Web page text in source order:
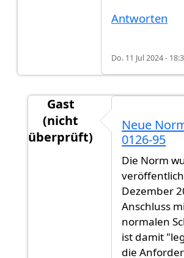
Antworten
Do. 11 Jul 2024 -
Gast
(nicht
überprüft)
Neue
0126-95
Die Norm
Dezember
Anschluss
normalen
ist damit
die